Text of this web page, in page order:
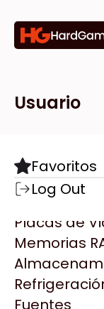
Categorías
Componentes
Placas de
Memorias
Fuentes
Marcas
Todas las
AMD
AULA
Acer
Adata
AeroCool
Tiendas
Destacadas
Usuario
Favoritos
Log Out